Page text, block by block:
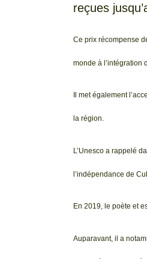
reçues
Ce prix récompense
monde à l’intégration
Il met également
la région.
L’Unesco a rappelé
l’indépendance de
En 2019, le poète et
Auparavant, il a